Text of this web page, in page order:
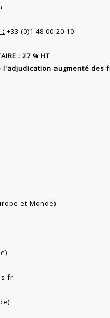
: +33 (0)1 48 00 20 10
: 27 % HT
l'adjudication augmenté des
et Monde)